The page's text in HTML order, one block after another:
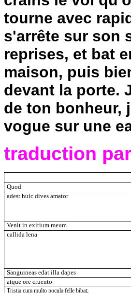
tourne avec
s'arrête sur son
reprises, et bat
maison, puis
devant la porte.
de ton bonheur,
vogue sur une
traduction
Quod
adest huic dives amator
Venit in exitium meum
callida lena
Sanguineas edat illa dapes
atque ore cruento
Tristia cum multo pocula felle bibat;